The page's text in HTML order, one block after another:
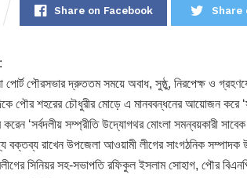
Share on Facebook Share
পোর্ট পৌরসভার দ্রুততম সময়ে অবাধ, সুষ্ঠু, নিরপেক্ষ ও
দিকে পৌর শহরের চৌধুরীর মোড়ে এ মানববন্ধনের আয়োজন করে
‘সর্বদলীয় সম্প্রীতি উদ্যোগথর মোংলা সমন্বয়কারী
বক্তব্য রাখেন উপজেলা আওয়ামী লীগের সাংগঠনিক
সিনিয়র সহ-সভাপতি রফিকুল ইসলাম সোহাগ, পৌর